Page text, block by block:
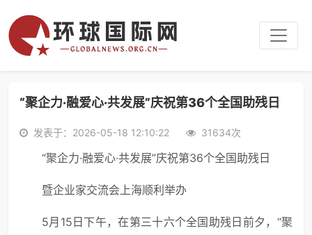
“聚企力·融爱心·共发展”庆祝第36个全国助残日
发表于：2026-05-18 12:10:22 31634次
“聚企力·融爱心·共发展”庆祝第36个全国助残日
暨企业家交流会上海顺利举办
5月15日下午，在第三十六个全国助残日前夕，“聚